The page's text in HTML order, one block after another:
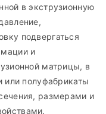
в экструзионную
подвергаться
и
матрицы, в
или полуфабрикаты
размерами и